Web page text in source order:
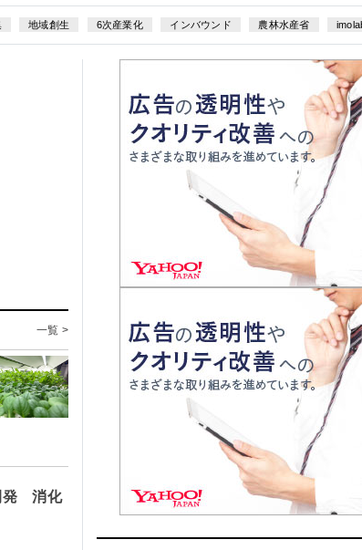
地域創生 6次産業化 インバウンド 農林水産省
一覧 >
発 消化